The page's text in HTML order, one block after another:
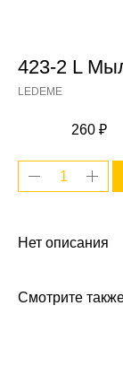
423-2 L
LEDEME
260 ₽
Нет описания
Смотрите